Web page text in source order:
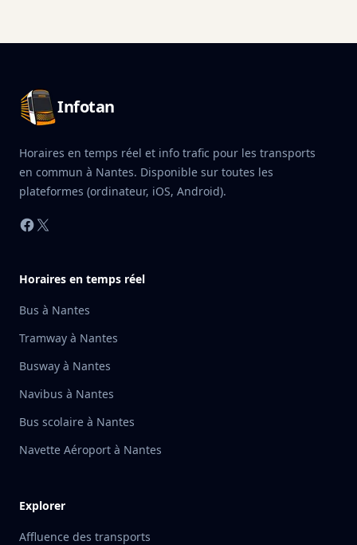
Infotan
Horaires en temps réel et info trafic pour les transports
en commun à Nantes. Disponible sur toutes les
plateformes (ordinateur, iOS, Android).
Facebook
X
Horaires en temps réel
Bus à Nantes
Tramway à Nantes
Busway à Nantes
Navibus à Nantes
Bus scolaire à Nantes
Navette Aéroport à Nantes
Explorer
Affluence des transports